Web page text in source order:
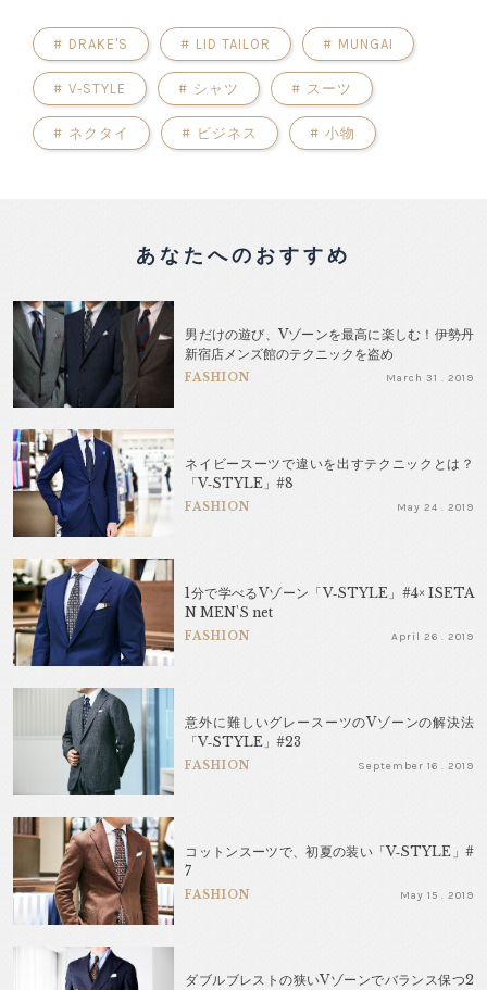
# DRAKE'S # LID TAILOR # MUNGAI
# V‐STYLE # シャツ # スーツ
# ネクタイ # ビジネス # 小物
あなたへのおすすめ
男だけの遊び、Vゾーンを最高に楽しむ！伊勢丹
新宿店メンズ館のテクニックを盗め
FASHION March 31 . 2019
ネイビースーツで違いを出すテクニックとは？
「V‐STYLE」#8
FASHION May 24 . 2019
1分で学べるVゾーン「V‐STYLE」#4× ISETA
N MEN'S net
FASHION April 26 . 2019
意外に難しいグレースーツのVゾーンの解決法
「V‐STYLE」#23
FASHION September 16 . 2019
コットンスーツで、初夏の装い「V‐STYLE」#
7
FASHION May 15 . 2019
ダブルブレストの狭いVゾーンでバランス保つ2